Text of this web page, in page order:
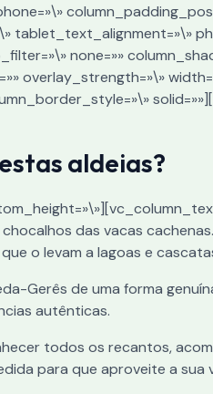
tablet_text_alignment=»\»
none=»»
overlay_strength=»\»
aldeias?
das vacas
o levam a lagoas e
Gerês de uma forma
autênticas.
todos os recantos,
para que aproveite a